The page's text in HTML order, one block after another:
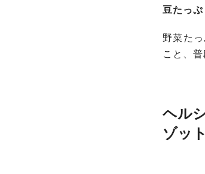
豆たっ
野菜た
こと、
ヘル
ゾット